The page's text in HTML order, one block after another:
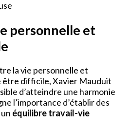
personnelle et
la vie personnelle et
être difficile, Xavier Mauduit
d’atteindre une harmonie
l’importance d’établir des
équilibre travail-vie